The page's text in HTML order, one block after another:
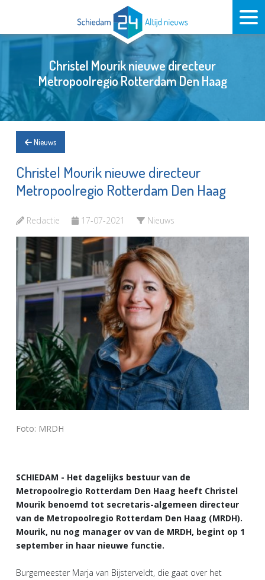
Christel Mourik nieuwe directeur
Metropoolregio Rotterdam Den Haag
Nieuws
Christel Mourik nieuwe directeur
Metropoolregio Rotterdam Den Haag
Redactie 17-07-2021 Nieuws
Foto: MRDH
SCHIEDAM - Het dagelijks bestuur van de
Metropoolregio Rotterdam Den Haag heeft Christel
Mourik benoemd tot secretaris-algemeen directeur
van de Metropoolregio Rotterdam Den Haag (MRDH).
Mourik, nu nog manager ov van de MRDH, begint op 1
september in haar nieuwe functie.
Burgemeester Marja van Bijsterveldt, die gaat over het